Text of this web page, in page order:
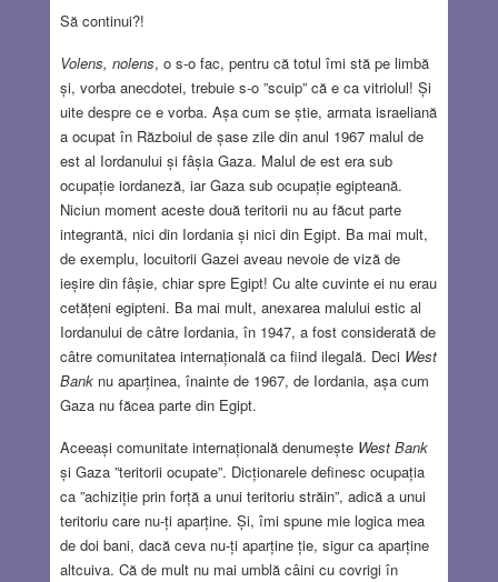
Să continui?!
Volens, nolens, o s-o fac, pentru că totul îmi stă pe limbă
și, vorba anecdotei, trebuie s-o ”scuip” că e ca vitriolul! Și
uite despre ce e vorba. Așa cum se știe, armata israeliană
a ocupat în Războiul de șase zile din anul 1967 malul de
est al Iordanului și fâșia Gaza. Malul de est era sub
ocupație iordaneză, iar Gaza sub ocupație egipteană.
Niciun moment aceste două teritorii nu au făcut parte
integrantă, nici din Iordania și nici din Egipt. Ba mai mult,
de exemplu, locuitorii Gazei aveau nevoie de viză de
ieșire din fâșie, chiar spre Egipt! Cu alte cuvinte ei nu erau
cetățeni egipteni. Ba mai mult, anexarea malului estic al
Iordanului de câtre Iordania, în 1947, a fost considerată de
câtre comunitatea internațională ca fiind ilegală. Deci West
Bank nu aparținea, înainte de 1967, de Iordania, așa cum
Gaza nu făcea parte din Egipt.
Aceeași comunitate internațională denumește West Bank
și Gaza ”teritorii ocupate”. Dicționarele definesc ocupația
ca ”achiziție prin forță a unui teritoriu străin”, adică a unui
teritoriu care nu-ți aparține. Și, îmi spune mie logica mea
de doi bani, dacă ceva nu-ți aparține ție, sigur ca aparține
altcuiva. Că de mult nu mai umblă câini cu covrigi în